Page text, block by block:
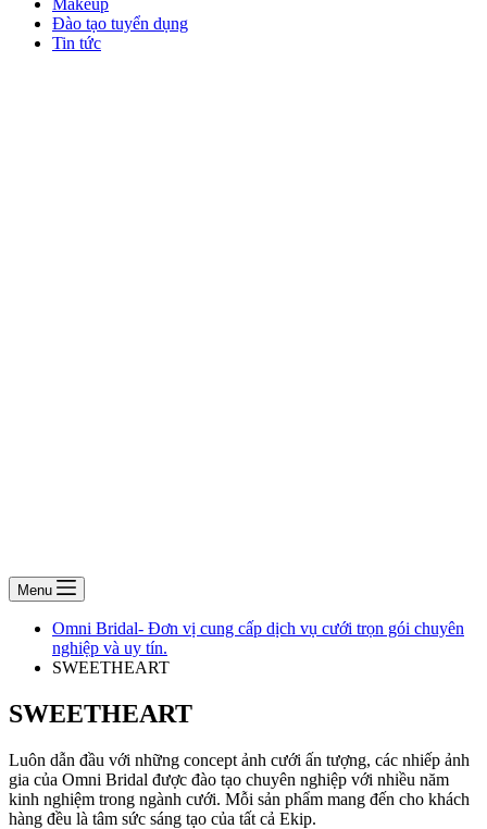
Makeup
Đào tạo tuyển dụng
Tin tức
Menu
Omni Bridal- Đơn vị cung cấp dịch vụ cưới trọn gói chuyên
nghiệp và uy tín.
SWEETHEART
SWEETHEART
Luôn dẫn đầu với những concept ảnh cưới ấn tượng, các nhiếp ảnh
gia của Omni Bridal được đào tạo chuyên nghiệp với nhiều năm
kinh nghiệm trong ngành cưới. Mỗi sản phẩm mang đến cho khách
hàng đều là tâm sức sáng tạo của tất cả Ekip.